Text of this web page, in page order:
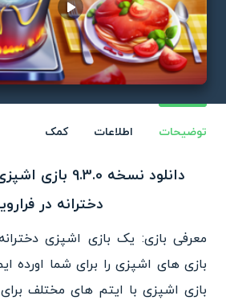
Play video
توضیحات اطلاعات کمک
دانلود نسخه
دخترانه در
معرفی بازی: یک بازی اشپزی
بازی های اشپزی را برای شما اورده
بازی اشپزی با ایتم های مختلف